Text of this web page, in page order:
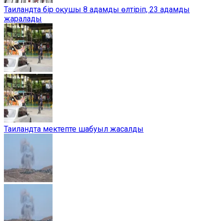
Таиландта бір оқушы 8 адамды өлтіріп, 23 адамды
жаралады
Таиландта мектепте шабуыл жасалды